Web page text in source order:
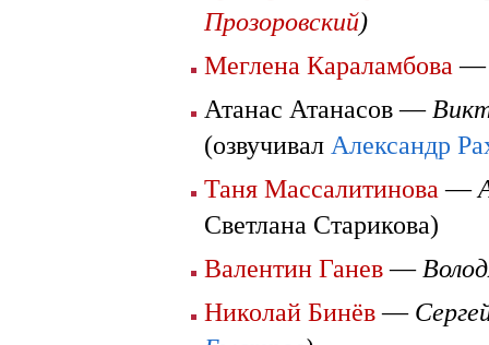
Прозоровский)
Меглена Караламбова
Атанас Атанасов —
(озвучивал Александр
Таня Массалитинова —
Светлана Старикова)
Валентин Ганев—
Николай Бинёв—